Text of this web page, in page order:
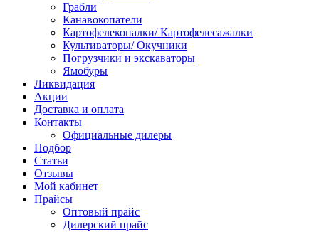
Грабли
Канавокопатели
Картофелекопалки/ Картофелесажалки
Культиваторы/ Окучники
Погрузчики и экскаваторы
Ямобуры
Ликвидация
Акции
Доставка и оплата
Контакты
Официальные дилеры
Подбор
Статьи
Отзывы
Мой кабинет
Прайсы
Оптовый прайс
Дилерский прайс